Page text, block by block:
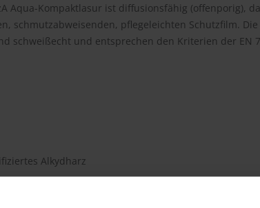
Aqua-Kompaktlasur ist diffusionsfähig (offenporig),
schmutzabweisenden, pflegeleichten Schutzfilm.
schweißecht und entsprechen den Kriterien der EN
Alkydharz